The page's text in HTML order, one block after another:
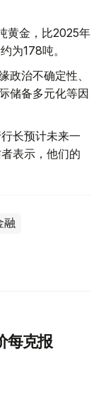
黄金，比2025年
为178吨。
政治不确定性、
储备多元化等因
长预计未来一
表示，他们的
融
每克报